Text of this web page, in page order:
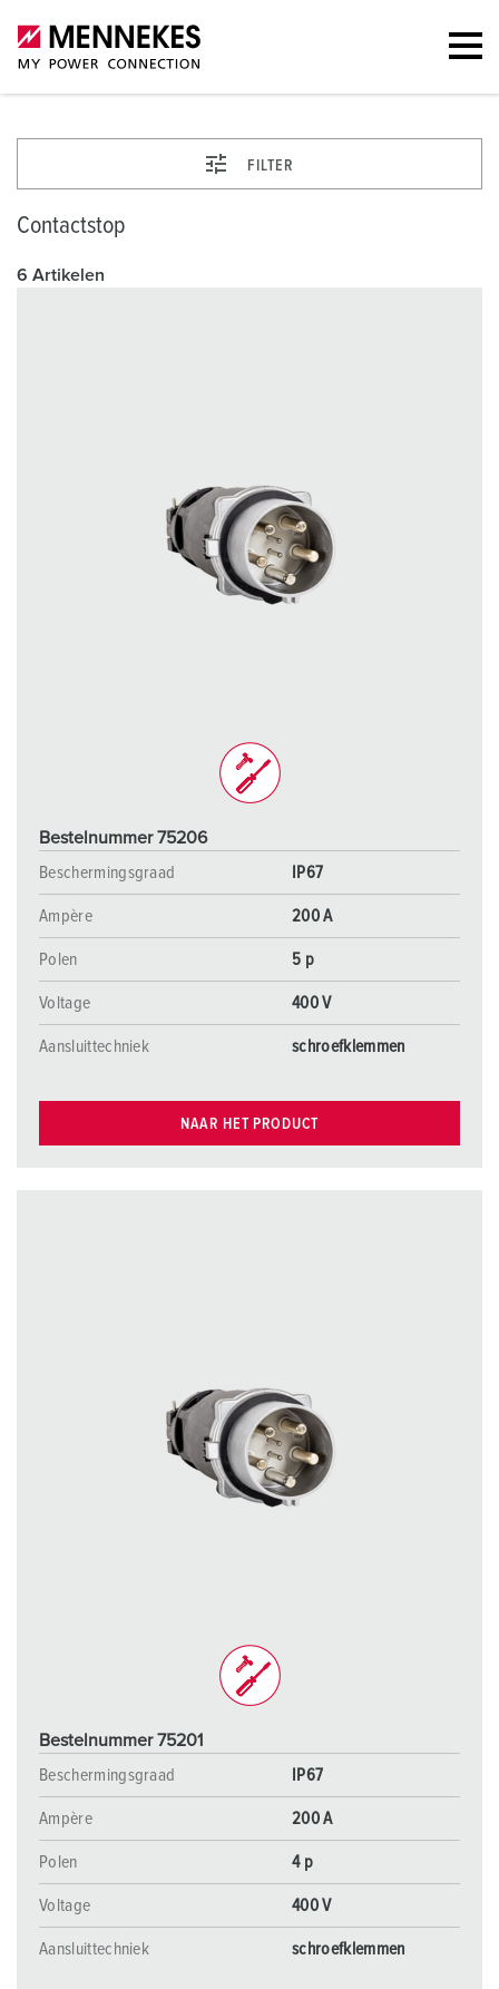
FILTER
Contactstop
6 Artikelen
Bestelnummer 75206
Beschermingsgraad
IP67
Ampère 200 A
Polen 5 p
Voltage 400 V
Aansluittechniek schroefklemmen
NAAR HET PRODUCT
Bestelnummer 75201
Beschermingsgraad
IP67
Ampère 200 A
Polen 4 p
Voltage 400 V
Aansluittechniek schroefklemmen